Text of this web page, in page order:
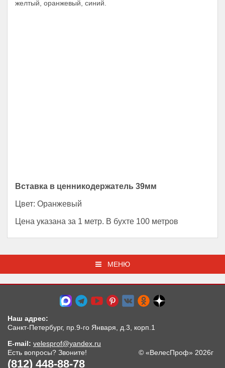
желтый, оранжевый, синий.
Вставка в ценникодержатель 39мм
Цвет: Оранжевый
Цена указана за 1 метр. В бухте 100 метров
МЕНЮ
Наш адрес:
Санкт-Петербург, пр.9-го Января, д.3, корп.1
E-mail: velesprof@yandex.ru
Есть вопросы? Звоните!
(812) 448-88-78
© «ВелесПроф» 2026г